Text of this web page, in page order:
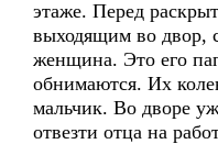
этаже. Перед
выходящим во двор,
женщина. Это его
обнимаются. Их
мальчик. Во дворе
отвезти отца на